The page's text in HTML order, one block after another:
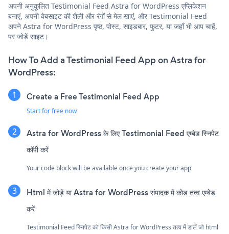
अपनी अनुकूलित Testimonial Feed Astra for WordPress एप्लिकेशन
बनाएं, अपनी वेबसाइट की शैली और रंगों से मेल खाएं, और Testimonial Feed
अपने Astra for WordPress पृष्ठ, पोस्ट, साइडबार, फुटर, या जहाँ भी आप चाहें,
पर जोड़ें साइट।
How To Add a Testimonial Feed App on Astra for
WordPress:
Create a Free Testimonial Feed App
Start for free now
Astra for WordPress के लिए Testimonial Feed एम्बेड स्निपेट
कॉपी करें
Your code block will be available once you create your app
Html में जोड़ें या Astra for WordPress संपादक में कोड तत्व एम्बेड
करें
Testimonial Feed स्निपेट को किसी Astra for WordPress तत्व में डालें जो html